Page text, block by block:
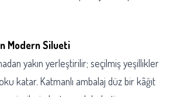
Modern Silueti
yakın yerleştirilir; seçilmiş yeşillikler
katar. Katmanlı ambalaj düz bir kâğıt